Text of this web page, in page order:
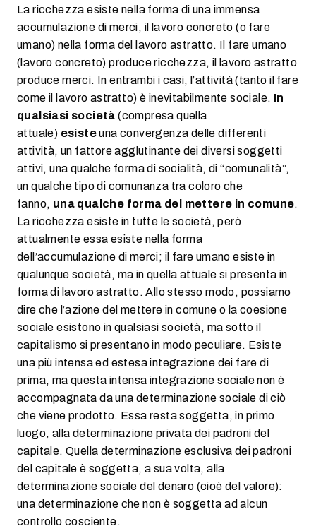
La ricchezza esiste nella forma di una immensa
accumulazione di merci, il lavoro concreto (o fare
umano) nella forma del lavoro astratto. Il fare umano
(lavoro concreto) produce ricchezza, il lavoro astratto
produce merci. In entrambi i casi, l’attività (tanto il fare
come il lavoro astratto) è inevitabilmente sociale. In
qualsiasi società(compresa quella
attuale) esisteuna convergenza delle differenti
attività, un fattore agglutinante dei diversi soggetti
attivi, una qualche forma di socialità, di “comunalità”,
un qualche tipo di comunanza tra coloro che
fanno, una qualche forma del mettere in comune.
La ricchezza esiste in tutte le società, però
attualmente essa esiste nella forma
dell’accumulazione di merci; il fare umano esiste in
qualunque società, ma in quella attuale si presenta in
forma di lavoro astratto. Allo stesso modo, possiamo
dire che l’azione del mettere in comune o la coesione
sociale esistono in qualsiasi società, ma sotto il
capitalismo si presentano in modo peculiare. Esiste
una più intensa ed estesa integrazione dei fare di
prima, ma questa intensa integrazione sociale non è
accompagnata da una determinazione sociale di ciò
che viene prodotto. Essa resta soggetta, in primo
luogo, alla determinazione privata dei padroni del
capitale. Quella determinazione esclusiva dei padroni
del capitale è soggetta, a sua volta, alla
determinazione sociale del denaro (cioè del valore):
una determinazione che non è soggetta ad alcun
controllo cosciente.